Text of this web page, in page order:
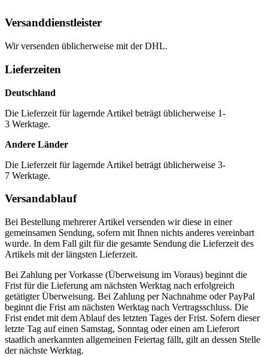
Versanddienstleister
Wir versenden üblicherweise mit der DHL.
Lieferzeiten
Deutschland
Die Lieferzeit für lagernde Artikel beträgt üblicherweise 1-
3 Werktage.
Andere Länder
Die Lieferzeit für lagernde Artikel beträgt üblicherweise 3-
7 Werktage.
Versandablauf
Bei Bestellung mehrerer Artikel versenden wir diese in einer
gemeinsamen Sendung, sofern mit Ihnen nichts anderes vereinbart
wurde. In dem Fall gilt für die gesamte Sendung die Lieferzeit des
Artikels mit der längsten Lieferzeit.
Bei Zahlung per Vorkasse (Überweisung im Voraus) beginnt die
Frist für die Lieferung am nächsten Werktag nach erfolgreich
getätigter Überweisung. Bei Zahlung per Nachnahme oder PayPal
beginnt die Frist am nächsten Werktag nach Vertragsschluss. Die
Frist endet mit dem Ablauf des letzten Tages der Frist. Sofern dieser
letzte Tag auf einen Samstag, Sonntag oder einen am Lieferort
staatlich anerkannten allgemeinen Feiertag fällt, gilt an dessen Stelle
der nächste Werktag.